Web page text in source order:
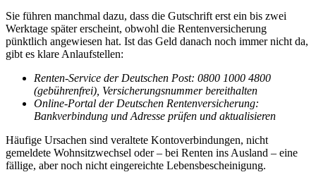
Sie führen manchmal dazu, dass die Gutschrift erst ein bis zwei
Werktage später erscheint, obwohl die Rentenversicherung
pünktlich angewiesen hat. Ist das Geld danach noch immer nicht da,
gibt es klare Anlaufstellen:
Renten-Service der Deutschen Post: 0800 1000 4800
(gebührenfrei), Versicherungsnummer bereithalten
Online-Portal der Deutschen Rentenversicherung:
Bankverbindung und Adresse prüfen und aktualisieren
Häufige Ursachen sind veraltete Kontoverbindungen, nicht
gemeldete Wohnsitzwechsel oder – bei Renten ins Ausland – eine
fällige, aber noch nicht eingereichte Lebensbescheinigung.